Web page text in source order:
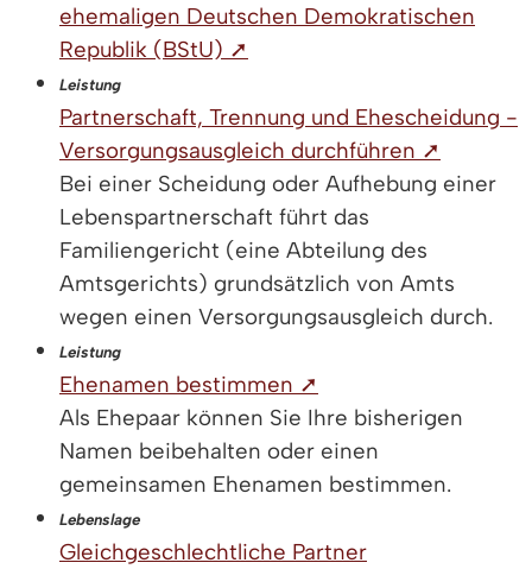
ehemaligen Deutschen Demokratischen
Republik (BStU) ➚
Leistung
Partnerschaft, Trennung und Ehescheidung -
Versorgungsausgleich durchführen ➚
Bei einer Scheidung oder Aufhebung einer
Lebenspartnerschaft führt das
Familiengericht (eine Abteilung des
Amtsgerichts) grundsätzlich von Amts
wegen einen Versorgungsausgleich durch.
Leistung
Ehenamen bestimmen ➚
Als Ehepaar können Sie Ihre bisherigen
Namen beibehalten oder einen
gemeinsamen Ehenamen bestimmen.
Lebenslage
Gleichgeschlechtliche Partner